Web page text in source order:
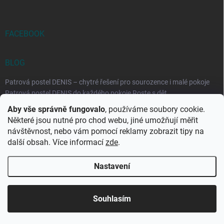
Aby vše správně fungovalo, používáme soubory cookie.
Některé jsou nutné pro chod webu, jiné umožňují měřit
návštěvnost, nebo vám pomocí reklamy zobrazit tipy na
další obsah. Více informací zde.
Nastavení
Souhlasím
FACEBOOK
BLOG
Patrová postel DENIS – chytré řešení pro sourozence i malé pokoje
Patrová postel DENIS do každého pokoje Roste s dět...
Rozkládací postele RELAX – ideální řešení pro malé prostory i
každodenní spaní
Rozkládací postel, která se přizpůsobí vašemu živo...
Copyright 2026DK-obchod.cz. Všechna práva vyhrazena.Upravit
nastavení cookies